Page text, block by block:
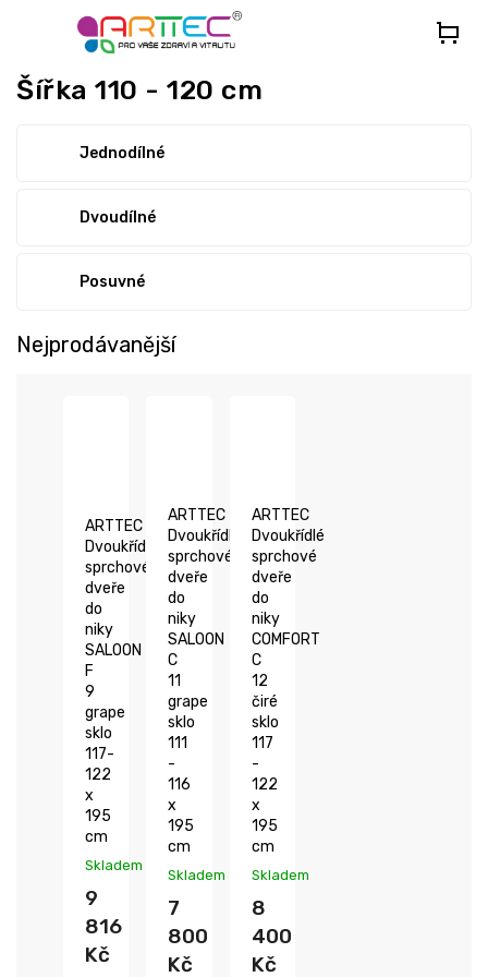
Šířka 110 - 120 cm
Jednodílné
Dvoudílné
Posuvné
Nejprodávanější
ARTTEC
Dvoukřídlé
sprchové
dveře
do
niky
SALOON
F
9
grape
sklo
117-
122
x
195
cm
Skladem
9
816
Kč
ARTTEC
Dvoukřídlé
sprchové
dveře
do
niky
SALOON
C
11
grape
sklo
111
-
116
x
195
cm
Skladem
7
800
Kč
ARTTEC
Dvoukřídlé
sprchové
dveře
do
niky
COMFORT
C
12
čiré
sklo
117
-
122
x
195
cm
Skladem
8
400
Kč